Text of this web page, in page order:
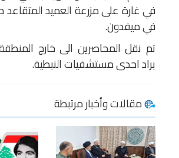
في غارة على مزرعة العميد
في ميفدون.
تم نقل المحاصرين الى خارج
براد احدى مستشفيات النبطية.
مقالات وأخبار مرتبطة